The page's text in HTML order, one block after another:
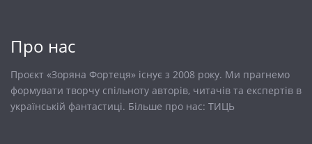
Про нас
Проєкт «Зоряна Фортеця» існує з 2008 року. Ми прагнемо
формувати творчу спільноту авторів, читачів та експертів в
українській фантастиці. Більше про нас: ТИЦЬ